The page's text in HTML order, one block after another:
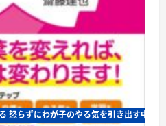
怒らずにわが子のやる気を引き出す中学